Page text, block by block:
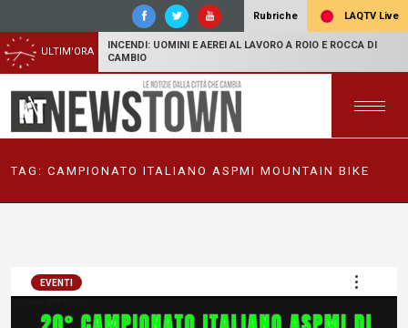
Rubriche LAQTV Live
ULTIM'ORA
INCENDI: UOMINI E AEREI AL LAVORO A ROIO E ROCCA DI
CAMBIO
TAG: CAMPIONATO ITALIANO ASPMI MOUNTAIN BIKE
EVENTI